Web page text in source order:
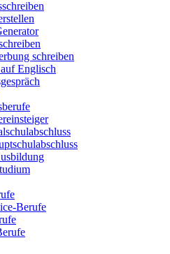
schreiben
Englisch
Berufe